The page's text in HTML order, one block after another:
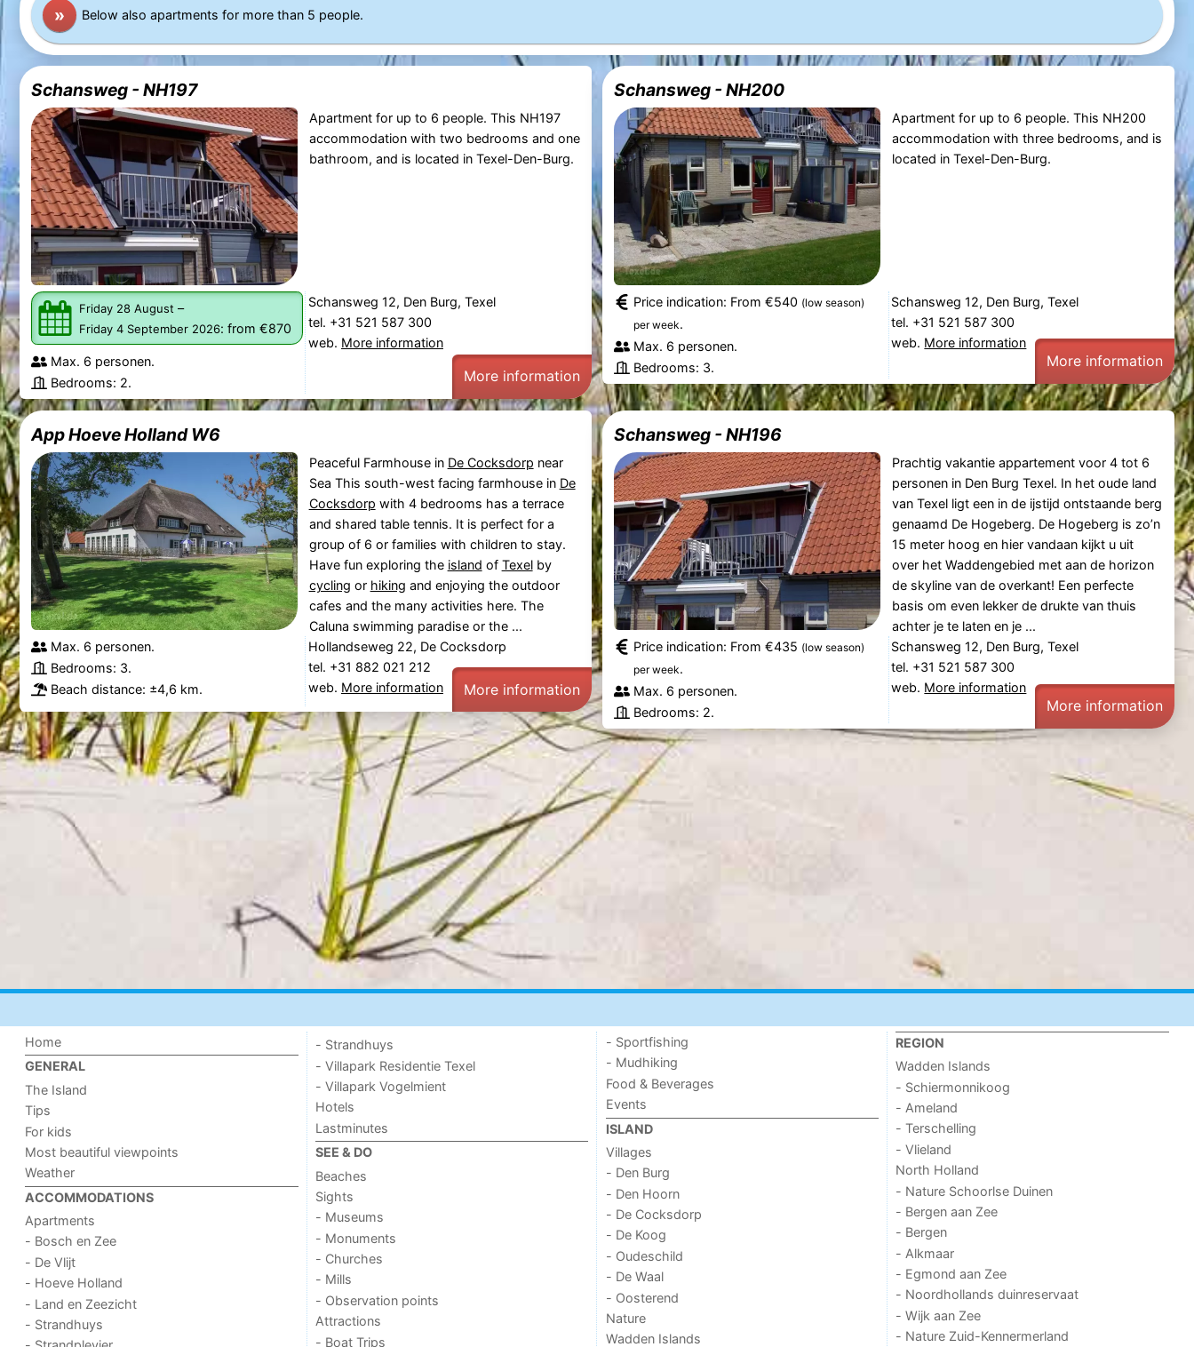
» Below also apartments for more than 5 people.
Schansweg - NH197
Apartment for up to 6 people. This NH197
accommodation with two bedrooms and one
bathroom, and is located in Texel-Den-Burg.
Friday 28 August –
Friday 4 September 2026: from €870
Max. 6 personen.
Bedrooms: 2.
Schansweg 12, Den Burg, Texel
tel. +31 521 587 300
web. More information
More information
Schansweg - NH200
Apartment for up to 6 people. This NH200
accommodation with three bedrooms, and is
located in Texel-Den-Burg.
Price indication: From €540 (low season)
per week.
Max. 6 personen.
Bedrooms: 3.
Schansweg 12, Den Burg, Texel
tel. +31 521 587 300
web. More information
More information
App Hoeve Holland W6
Peaceful Farmhouse in De Cocksdorp near
Sea This south-west facing farmhouse in De
Cocksdorp with 4 bedrooms has a terrace
and shared table tennis. It is perfect for a
group of 6 or families with children to stay.
Have fun exploring the island of Texelby
cycling or hiking and enjoying the outdoor
cafes and the many activities here. The
Caluna swimming paradise or the ...
Max. 6 personen.
Bedrooms: 3.
Beach distance: ±4,6 km.
Hollandseweg 22, De Cocksdorp
tel. +31 882 021 212
web. More information More information
Schansweg - NH196
Prachtig vakantie appartement voor 4 tot 6
personen in Den Burg Texel. In het oude land
van Texel ligt een in de ijstijd ontstaande berg
genaamd De Hogeberg. De Hogeberg is zo’n
15 meter hoog en hier vandaan kijkt u uit
over het Waddengebied met aan de horizon
de skyline van de overkant! Een perfecte
basis om even lekker de drukte van thuis
achter je te laten en je ...
Price indication: From €435 (low season)
per week.
Max. 6 personen.
Bedrooms: 2.
Schansweg 12, Den Burg, Texel
tel. +31 521 587 300
web. More information
More information
Home
GENERAL
The Island
Tips
For kids
Most beautiful viewpoints
Weather
ACCOMMODATIONS
Apartments
- Bosch en Zee
- De Vlijt
- Hoeve Holland
- Land en Zeezicht
- Strandhuys
- Strandhuys
- Villapark Residentie Texel
- Villapark Vogelmient
Hotels
Lastminutes
SEE & DO
Beaches
Sights
- Museums
- Monuments
- Churches
- Mills
- Observation points
Attractions
- Boat Trips
- Sportfishing
- Mudhiking
Food & Beverages
Events
ISLAND
Villages
- Den Burg
- Den Hoorn
- De Cocksdorp
- De Koog
- Oudeschild
- De Waal
- Oosterend
Nature
Wadden Islands
REGION
Wadden Islands
- Schiermonnikoog
- Ameland
- Terschelling
- Vlieland
North Holland
- Nature Schoorlse Duinen
- Bergen aan Zee
- Bergen
- Alkmaar
- Egmond aan Zee
- Noordhollands duinreservaat
- Wijk aan Zee
- Nature Zuid-Kennermerland